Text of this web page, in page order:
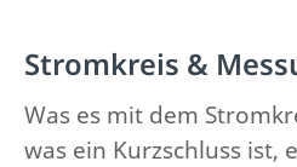
Stromkreis &
Was es mit dem
was ein Kurzschluss ist,